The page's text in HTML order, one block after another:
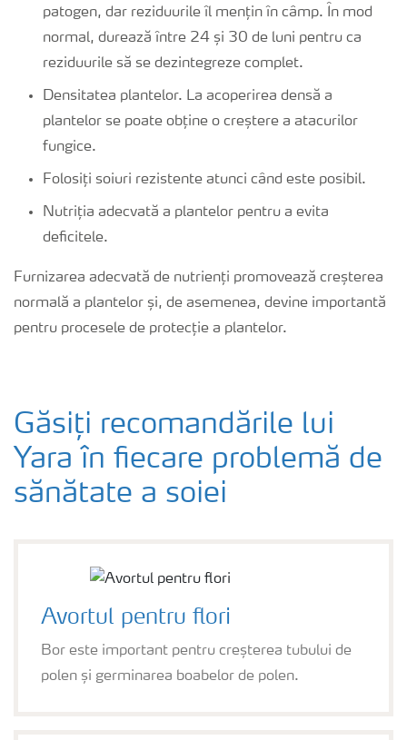
patogen, dar reziduurile îl mențin în câmp. În mod
normal, durează între 24 și 30 de luni pentru ca
reziduurile să se dezintegreze complet.
Densitatea plantelor. La acoperirea densă a
plantelor se poate obține o creștere a atacurilor
fungice.
Folosiți soiuri rezistente atunci când este posibil.
Nutriția adecvată a plantelor pentru a evita
deficitele.
Furnizarea adecvată de nutrienți promovează creșterea
normală a plantelor și, de asemenea, devine importantă
pentru procesele de protecție a plantelor.
Găsiți recomandările lui
Yara în fiecare problemă de
sănătate a soiei
Avortul pentru flori
Bor este important pentru creșterea tubului de
polen și germinarea boabelor de polen.